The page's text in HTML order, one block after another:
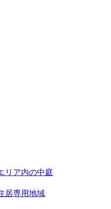
リア内の中庭
居専用地域